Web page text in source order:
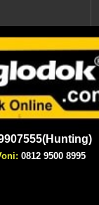
0812 9500 8995